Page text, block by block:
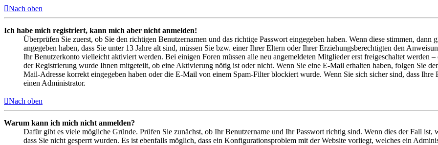
Nach oben
Ich habe mich registriert, kann mich aber nicht anmelden!
Überprüfen Sie zuerst, ob Sie den richtigen Benutzernamen und das richtige Passwort eingegeben haben. Wenn diese stimmen, dann
angegeben haben, dass Sie unter 13 Jahre alt sind, müssen Sie bzw. einer Ihrer Eltern oder Ihrer Erziehungsberechtigten den
Ihr Benutzerkonto vielleicht aktiviert werden. Bei einigen Foren müssen alle neu angemeldeten Mitglieder erst freigeschaltet werden
der Registrierung wurde Ihnen mitgeteilt, ob eine Aktivierung nötig ist oder nicht. Wenn Sie eine E-Mail erhalten haben, folgen Sie
Mail-Adresse korrekt eingegeben haben oder die E-Mail von einem Spam-Filter blockiert wurde. Wenn Sie sich sicher sind, dass
einen Administrator.
Nach oben
Warum kann ich mich nicht anmelden?
Dafür gibt es viele mögliche Gründe. Prüfen Sie zunächst, ob Ihr Benutzername und Ihr Passwort richtig sind. Wenn dies der Fall ist,
dass Sie nicht gesperrt wurden. Es ist ebenfalls möglich, dass ein Konfigurationsproblem mit der Website vorliegt, welches ein